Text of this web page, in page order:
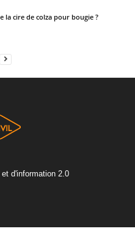
la cire de colza pour bougie ?
d'information 2.0